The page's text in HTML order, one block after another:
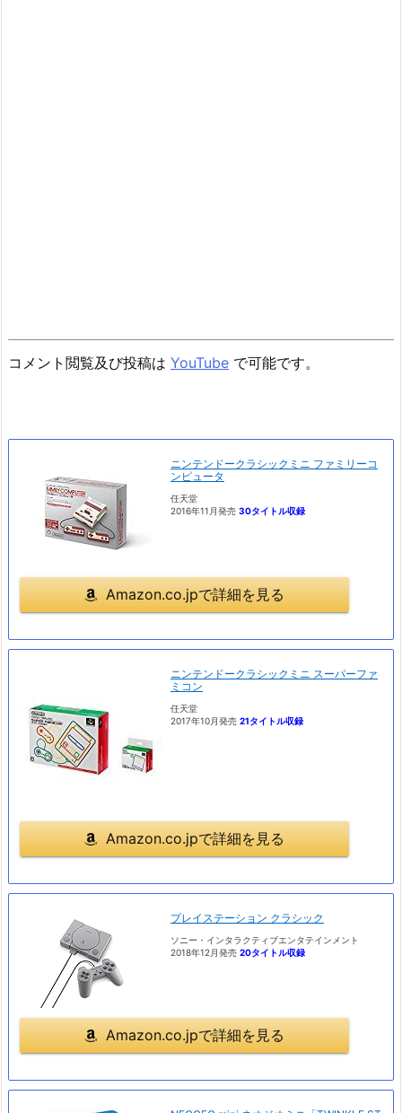
コメント閲覧及び投稿は YouTube で可能です。
ニンテンドークラシックミニ ファミリーコ
ンピュータ
任天堂
2016年11月発売 30タイトル収録
Amazon.co.jpで詳細を見る
ニンテンドークラシックミニ スーパーファ
ミコン
任天堂
2017年10月発売 21タイトル収録
Amazon.co.jpで詳細を見る
プレイステーション クラシック
ソニー・インタラクティブエンタテインメント
2018年12月発売 20タイトル収録
Amazon.co.jpで詳細を見る